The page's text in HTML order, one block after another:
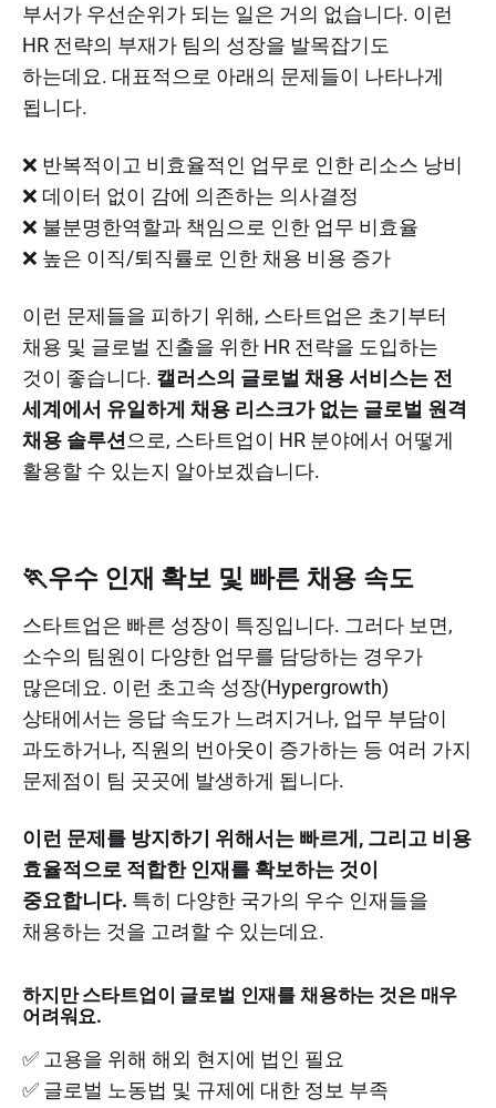
부서가 우선순위가 되는 일은 거의 없습니다. 이런
HR 전략의 부재가 팀의 성장을 발목잡기도
하는데요. 대표적으로 아래의 문제들이 나타나게
됩니다.
❌ 반복적이고 비효율적인 업무로 인한 리소스 낭비
❌ 데이터 없이 감에 의존하는 의사결정
❌ 불분명한역할과 책임으로 인한 업무 비효율
❌ 높은 이직/퇴직률로 인한 채용 비용 증가
이런 문제들을 피하기 위해, 스타트업은 초기부터
채용 및 글로벌 진출을 위한 HR 전략을 도입하는
것이 좋습니다. 캘러스의 글로벌 채용 서비스는 전
세계에서 유일하게 채용 리스크가 없는 글로벌 원격
채용 솔루션 으로, 스타트업이 HR 분야에서 어떻게
활용할 수 있는지 알아보겠습니다.
🏃우수 인재 확보 및 빠른 채용 속도
스타트업은 빠른 성장이 특징입니다. 그러다 보면,
소수의 팀원이 다양한 업무를 담당하는 경우가
많은데요. 이런 초고속 성장(Hypergrowth)
상태에서는 응답 속도가 느려지거나, 업무 부담이
과도하거나, 직원의 번아웃이 증가하는 등 여러 가지
문제점이 팀 곳곳에 발생하게 됩니다.
이런 문제를 방지하기 위해서는 빠르게, 그리고 비용
효율적으로 적합한 인재를 확보하는 것이
중요합니다. 특히 다양한 국가의 우수 인재들을
채용하는 것을 고려할 수 있는데요.
하지만 스타트업이 글로벌 인재를 채용하는 것은 매우
어려워요.
✅ 고용을 위해 해외 현지에 법인 필요
✅ 글로벌 노동법 및 규제에 대한 정보 부족